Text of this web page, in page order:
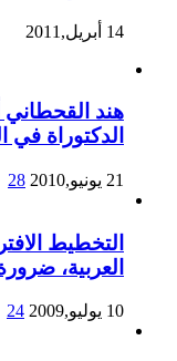
14 أبريل,2011
هند
الدكتوراة
21 يونيو,2010 28
التخطيط
العربية،
10 يوليو,2009 24